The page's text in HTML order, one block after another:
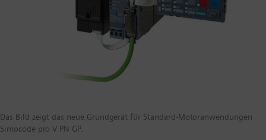
Das Bild zeigt das neue Grundgerät für Standard-Motoranwendungen
Simocode pro V PN GP.